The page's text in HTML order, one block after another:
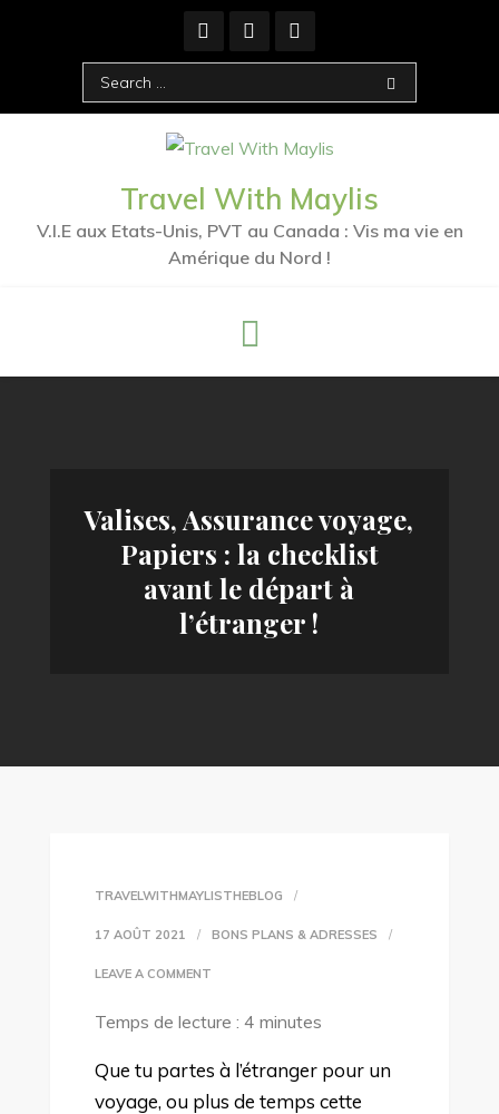
Search
for:
Travel With Maylis
V.I.E aux Etats-Unis, PVT au Canada : Vis ma vie en
Amérique du Nord !
Valises, Assurance voyage,
Papiers : la checklist
avant le départ à
l’étranger !
TRAVELWITHMAYLISTHEBLOG
17 AOÛT 2021 BONS PLANS & ADRESSES
LEAVE A COMMENTON
ASSURANCE
VOYAGE,
PAPIERS
Temps de lecture : 4 minutes
Que tu partes à l’étranger pour un
voyage, ou plus de temps cette